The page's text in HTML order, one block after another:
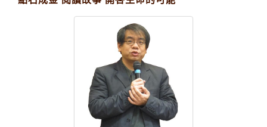
點石成金 閱讀故事 開啓生命的可能